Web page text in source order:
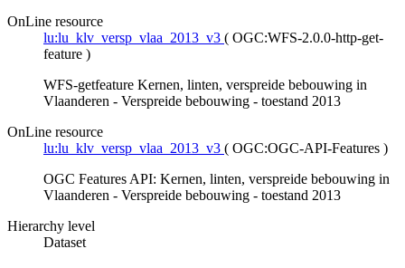
OnLine resource
lu:lu_klv_versp_vlaa_2013_v3 ( OGC:WFS-2.0.0-http-get-
feature )
WFS-getfeature Kernen, linten, verspreide bebouwing in
Vlaanderen - Verspreide bebouwing - toestand 2013
OnLine resource
lu:lu_klv_versp_vlaa_2013_v3 ( OGC:OGC-API-Features )
OGC Features API: Kernen, linten, verspreide bebouwing in
Vlaanderen - Verspreide bebouwing - toestand 2013
Hierarchy level
Dataset